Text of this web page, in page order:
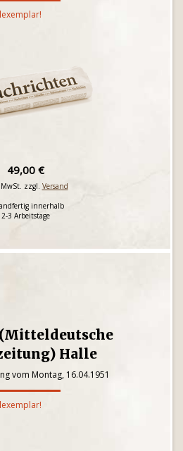
49,00 €
zzgl. Versand
innerhalb
2-3 Arbeitstage
Halle
vom Montag, 16.04.1951